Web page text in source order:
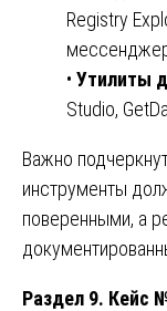
Registry
• Утилиты
Studio,
Важно
инструменты
поверенными, а
Раздел 9. Кейс